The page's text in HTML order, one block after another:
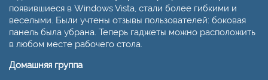
появившиеся в Windows Vista, стали более гибкими и
веселыми. Были учтены отзывы пользователей: боковая
панель была убрана. Теперь гаджеты можно расположить
в любом месте рабочего стола.
Домашняя группа